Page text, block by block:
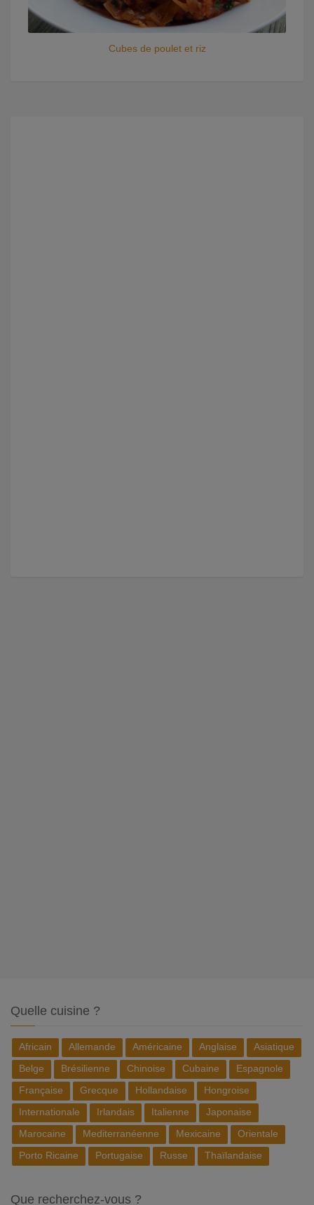
Cubes de poulet et riz
Quelle cuisine ?
Africain Allemande Américaine Anglaise
Asiatique
Belge
Brésilienne Chinoise Cubaine
Espagnole
Française
Grecque Hollandaise
Hongroise
Internationale
Irlandais Italienne
Japonaise
Marocaine
Mediterranéenne Mexicaine
Orientale
Porto Ricaine
Portugaise Russe Thaïlandaise
Que recherchez-vous ?